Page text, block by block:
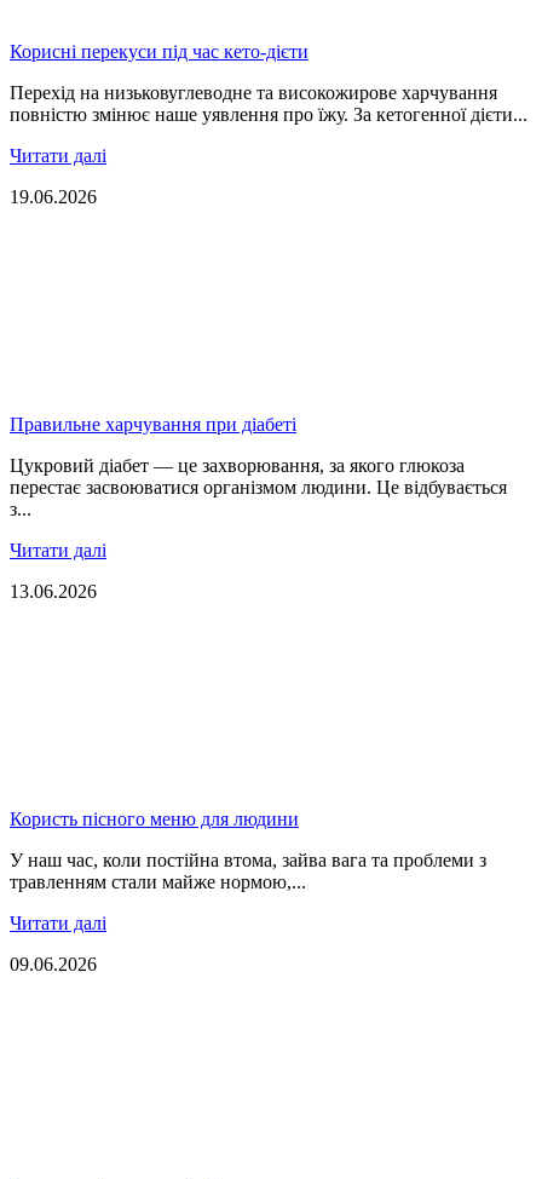
Корисні перекуси під час кето-дієти
Перехід на низьковуглеводне та високожирове харчування
повністю змінює наше уявлення про їжу. За кетогенної дієти...
Читати далі
19.06.2026
Правильне харчування при діабеті
Цукровий діабет — це захворювання, за якого глюкоза
перестає засвоюватися організмом людини. Це відбувається
з...
Читати далі
13.06.2026
Користь пісного меню для людини
У наш час, коли постійна втома, зайва вага та проблеми з
травленням стали майже нормою,...
Читати далі
09.06.2026